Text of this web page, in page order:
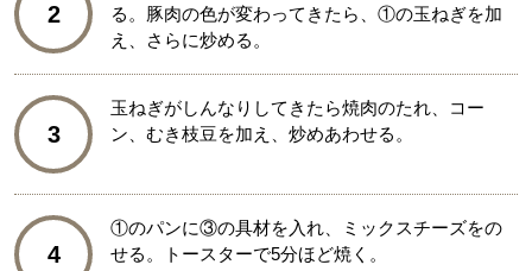
2
る。豚肉の色が変わってきたら、①の玉ねぎを加
え、さらに炒める。
3
玉ねぎがしんなりしてきたら焼肉のたれ、コー
ン、むき枝豆を加え、炒めあわせる。
4
①のパンに③の具材を入れ、ミックスチーズをの
せる。トースターで5分ほど焼く。